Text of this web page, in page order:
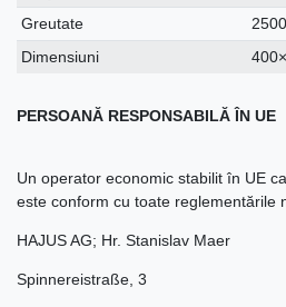
Greutate
Dimensiuni
PERSOANĂ RESPONSABILĂ ÎN UE
Un operator economic stabilit în UE
este conform cu toate reglementările
HAJUS AG; Hr. Stanislav Maer
Spinnereistraße 3